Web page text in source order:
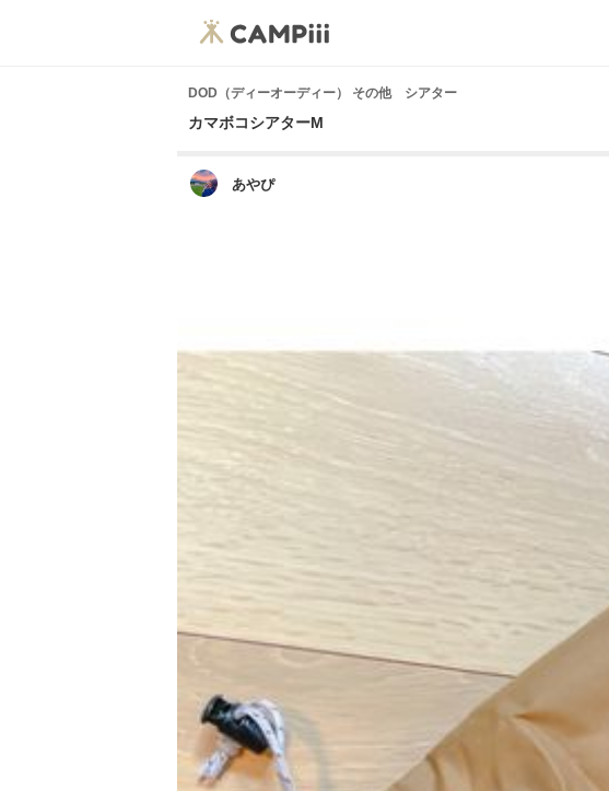
DOD（ディーオーディー） その他 シアター
カマボコシアターM
あやぴ